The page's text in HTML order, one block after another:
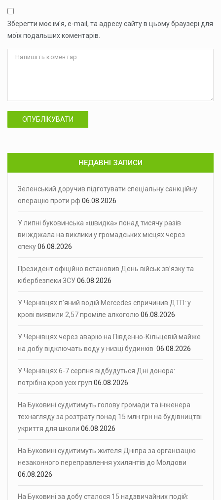
Зберегти моє ім'я, e-mail, та адресу сайту в цьому браузері для
моїх подальших коментарів.
ОПУБЛІКУВАТИ
НЕДАВНІ ЗАПИСИ
Зеленський доручив підготувати спеціальну санкційну
операцію проти рф 06.08.2026
У липні буковинська «швидка» понад тисячу разів
виїжджала на виклики у громадських місцях через
спеку06.08.2026
Президент офіційно встановив День військ зв’язку та
кібербезпеки ЗСУ06.08.2026
У Чернівцях п’яний водій Mercedes спричинив ДТП: у
крові виявили 2,57 проміле алкоголю 06.08.2026
У Чернівцях через аварію на Південно-Кільцевій майже
на добу відключать воду у низці будинків 06.08.2026
У Чернівцях 6-7 серпня відбудуться Дні донора:
потрібна кров усіх груп 06.08.2026
На Буковині судитимуть голову громади та інженера
технагляду за розтрату понад 15 млн грн на будівництві
укриття для школи 06.08.2026
На Буковині судитимуть жителя Дніпра за організацію
незаконного переправлення ухилянтів до Молдови
06.08.2026
На Буковині за добу сталося 15 надзвичайних подій: